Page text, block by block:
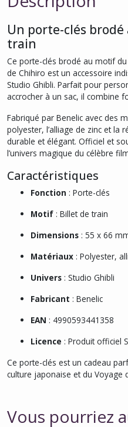
Un porte-clés
train
Ce porte-clés brodé au motif
de Chihiro est un accessoire
Studio Ghibli. Parfait pour
accrocher à un sac, il combine
Fabriqué par Benelic avec des
polyester, l’alliage de zinc et la
durable et élégant. Officiel et
l’univers magique du célèbre
Caractéristiques
Fonction : Porte-clés
Motif : Billet de train
Dimensions : 55 x 66
Matériaux : Polyester,
Univers : Studio Ghibli
Fabricant : Benelic
EAN : 4990593441358
Licence : Produit officiel
Ce porte-clés est un cadeau
culture japonaise et du Voyage
Vous pourriez